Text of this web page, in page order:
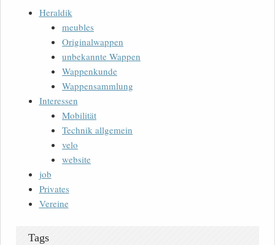
Heraldik
meubles
Originalwappen
unbekannte Wappen
Wappenkunde
Wappensammlung
Interessen
Mobilität
Technik allgemein
velo
website
job
Privates
Vereine
Tags